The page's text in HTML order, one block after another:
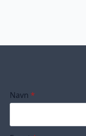
Navn *